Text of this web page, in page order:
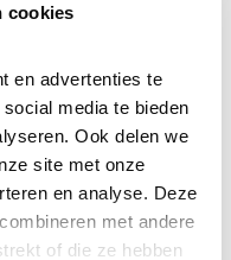
cookies
en advertenties te
media te bieden
Ook delen we
site met onze
en analyse. Deze
met andere
of die ze hebben